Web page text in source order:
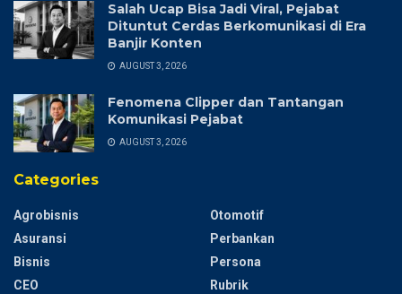
Salah Ucap Bisa Jadi Viral, Pejabat
Dituntut Cerdas Berkomunikasi di Era
Banjir Konten
AUGUST 3, 2026
Fenomena Clipper dan Tantangan
Komunikasi Pejabat
AUGUST 3, 2026
Categories
Agrobisnis
Asuransi
Bisnis
CEO
Otomotif
Perbankan
Persona
Rubrik